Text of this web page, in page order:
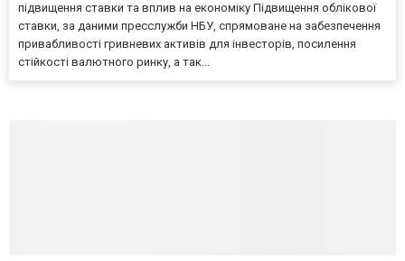
підвищення ставки та вплив на економіку Підвищення облікової
ставки, за даними пресслужби НБУ, спрямоване на забезпечення
привабливості гривневих активів для інвесторів, посилення
стійкості валютного ринку, а так...